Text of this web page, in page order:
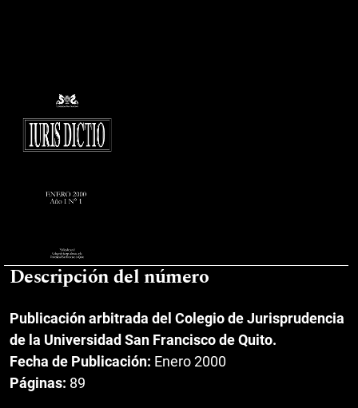
Descripción del número
Publicación arbitrada del Colegio de Jurisprudencia
de la Universidad San Francisco de Quito.
Fecha de Publicación: Enero 2000
Páginas: 89